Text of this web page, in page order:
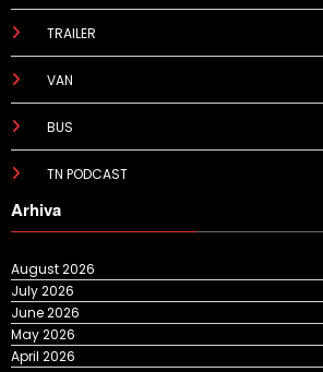
TRAILER
VAN
BUS
TN PODCAST
Arhiva
August 2026
July 2026
June 2026
May 2026
April 2026